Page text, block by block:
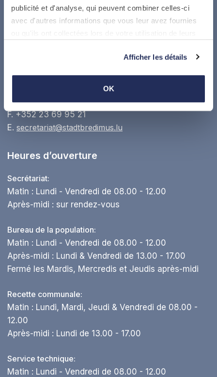
publicité et d'analyse, qui peuvent combiner celles-ci
avec d'autres informations que vous leur avez fournies
Afficher les détails
OK
Où nous trouver
Administration communale de Stadtbredimus
Google maps
T.+352 23 69 62 1
F. +352 23 69 95 21
E. secretariat@stadtbredimus.lu
Heures d’ouverture
Secrétariat:
Matin : Lundi - Vendredi de 08.00 - 12.00
Après-midi : sur rendez-vous
Bureau de la population:
Matin : Lundi - Vendredi de 08.00 - 12.00
Après-midi : Lundi & Vendredi de 13.00 - 17.00
Fermé les Mardis, Mercredis et Jeudis après-midi
Recette communale:
Matin : Lundi, Mardi, Jeudi & Vendredi de 08.00 -
12.00
Après-midi : Lundi de 13.00 - 17.00
Service technique:
Matin : Lundi - Vendredi de 08.00 - 12.00